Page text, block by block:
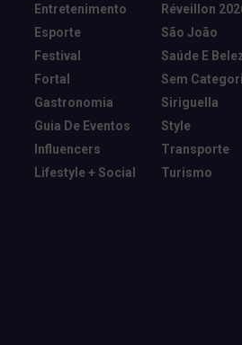
Entretenimento
Esporte
Festival
Fortal
Gastronomia
Guia De Eventos
Influencers
Lifestyle + Social
Réveillon
São João
Saúde E
Sem
Siriguella
Style
Transporte
Turismo